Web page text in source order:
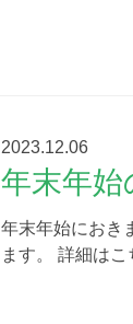
2023.12.06
年末年始
年末年始におき
ます。 詳細はこ